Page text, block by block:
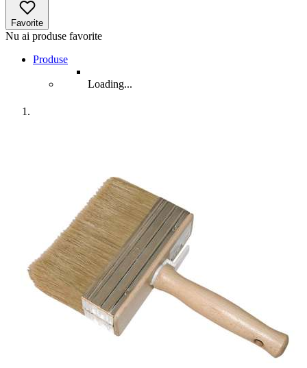
Favorite
Nu ai produse favorite
Produse
Loading...